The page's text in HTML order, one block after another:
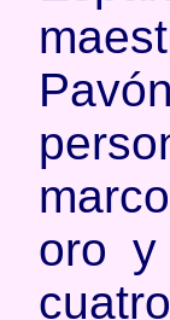
oro y